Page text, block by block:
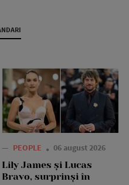
— PEOPLE 06 august 2026
Lily James și Lucas
Bravo, surprinși în